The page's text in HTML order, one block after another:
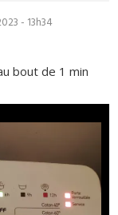
- 13h34
bout de 1 min